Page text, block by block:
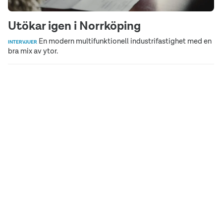
Utökar igen i Norrköping
INTERVJUER En modern multifunktionell industrifastighet med en
bra mix av ytor.